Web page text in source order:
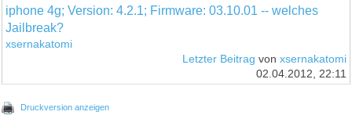
iphone 4g; Version: 4.2.1; Firmware: 03.10.01 -- welches
Jailbreak?
xsernakatomi
Letzter Beitrag von xsernakatomi
02.04.2012, 22:11
Druckversion anzeigen